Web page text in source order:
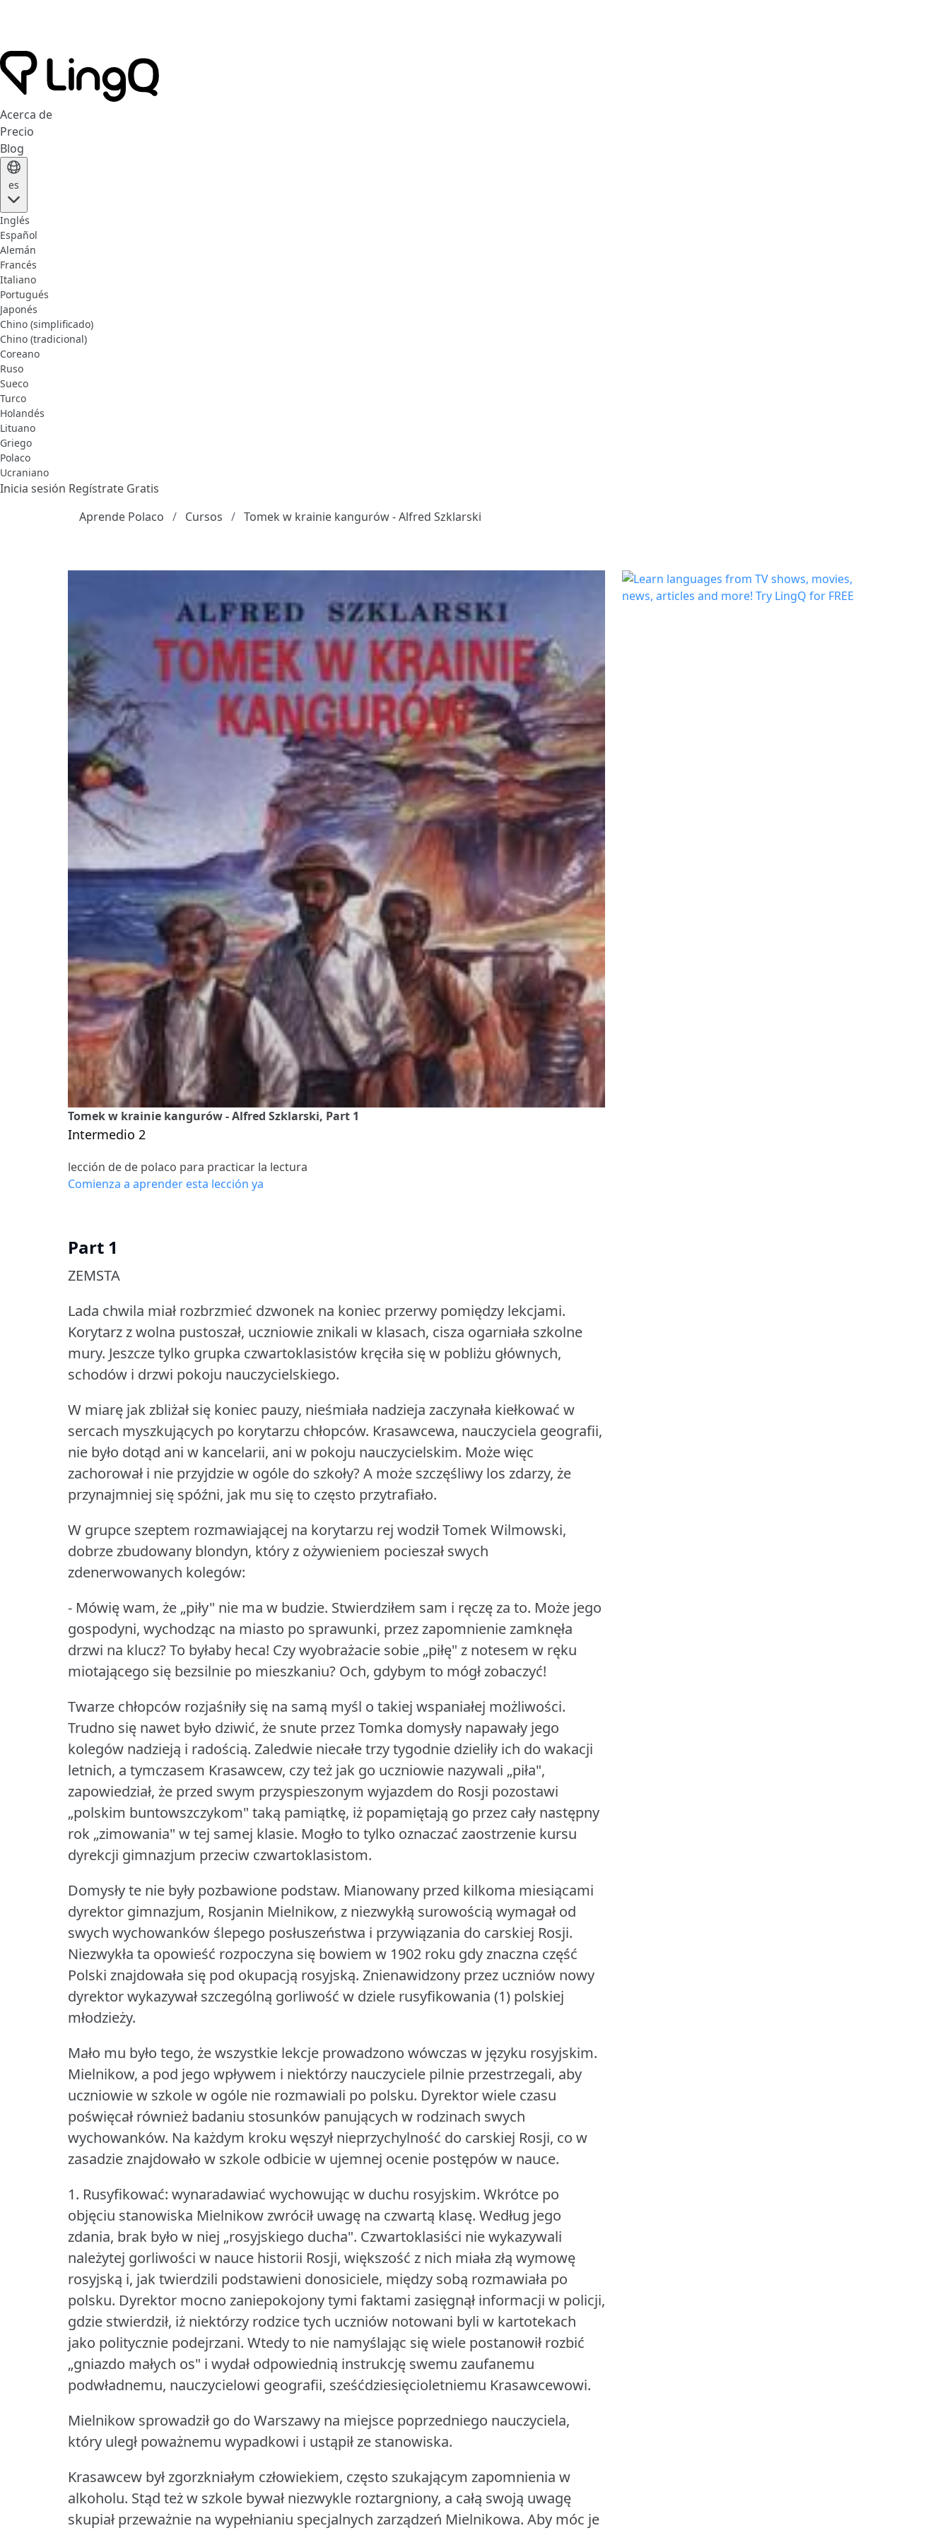
Acerca de
Precio
Blog
es
Inglés
Español
Alemán
Francés
Italiano
Portugués
Japonés
Chino (simplificado)
Chino (tradicional)
Coreano
Ruso
Sueco
Turco
Holandés
Lituano
Griego
Polaco
Ucraniano
Inicia sesión Regístrate Gratis
Aprende Polaco
Cursos Tomek w krainie kangurów - Alfred Szklarski
Tomek w krainie kangurów - Alfred Szklarski, Part 1
Intermedio 2
lección de de polaco para practicar la lectura
Comienza a aprender esta lección ya
Part 1
ZEMSTA
Lada chwila miał rozbrzmieć dzwonek na koniec przerwy pomiędzy lekcjami.
Korytarz z wolna pustoszał, uczniowie znikali w klasach, cisza ogarniała szkolne
mury. Jeszcze tylko grupka czwartoklasistów kręciła się w pobliżu głównych,
schodów i drzwi pokoju nauczycielskiego.
W miarę jak zbliżał się koniec pauzy, nieśmiała nadzieja zaczynała kiełkować w
sercach myszkujących po korytarzu chłopców. Krasawcewa, nauczyciela geografii,
nie było dotąd ani w kancelarii, ani w pokoju nauczycielskim. Może więc
zachorował i nie przyjdzie w ogóle do szkoły?A może szczęśliwy los zdarzy, że
przynajmniej się spóźni, jak mu się to często przytrafiało.
W grupce szeptem rozmawiającej na korytarzu rej wodził Tomek Wilmowski,
dobrze zbudowany blondyn, który z ożywieniem pocieszał swych
zdenerwowanych kolegów:
- Mówię wam, że „piły" nie ma w budzie. Stwierdziłem sam i ręczę za to. Może jego
gospodyni, wychodząc na miasto po sprawunki, przez zapomnienie zamknęła
drzwi na klucz?To byłaby heca! Czy wyobrażacie sobie „piłę" z notesem w ręku
miotającego się bezsilnie po mieszkaniu? Och, gdybym to mógł zobaczyć!
Twarze chłopców rozjaśniły się na samą myśl o takiej wspaniałej możliwości.
Trudno się nawet było dziwić, że snute przez Tomka domysły napawały jego
kolegów nadzieją i radością. Zaledwie niecałe trzy tygodnie dzieliły ich do wakacji
letnich, a tymczasem Krasawcew, czy też jak go uczniowie nazywali „piła",
zapowiedział, że przed swym przyspieszonym wyjazdem do Rosji pozostawi
„polskim buntowszczykom" taką pamiątkę, iż popamiętają go przez cały następny
rok „zimowania" w tej samej klasie. Mogło to tylko oznaczać zaostrzenie kursu
dyrekcji gimnazjum przeciw czwartoklasistom.
Domysły te nie były pozbawione podstaw. Mianowany przed kilkoma miesiącami
dyrektor gimnazjum, Rosjanin Mielnikow, z niezwykłą surowością wymagał od
swych wychowanków ślepego posłuszeństwa i przywiązania do carskiej Rosji.
Niezwykła ta opowieść rozpoczyna się bowiem w 1902 roku gdy znaczna część
Polski znajdowała się pod okupacją rosyjską. Znienawidzony przez uczniów nowy
dyrektor wykazywał szczególną gorliwość w dziele rusyfikowania (1) polskiej
młodzieży.
Mało mu było tego, że wszystkie lekcje prowadzono wówczas w języku rosyjskim.
Mielnikow, a pod jego wpływem i niektórzy nauczyciele pilnie przestrzegali, aby
uczniowie w szkole w ogóle nie rozmawiali po polsku. Dyrektor wiele czasu
poświęcał również badaniu stosunków panujących w rodzinach swych
wychowanków. Na każdym kroku węszył nieprzychylność do carskiej Rosji, co w
zasadzie znajdowało w szkole odbicie w ujemnej ocenie postępów w nauce.
1. Rusyfikować: wynaradawiać wychowując w duchu rosyjskim. Wkrótce po
objęciu stanowiska Mielnikow zwrócił uwagę na czwartą klasę. Według jego
zdania, brak było w niej „rosyjskiego ducha". Czwartoklasiści nie wykazywali
należytej gorliwości w nauce historii Rosji, większość z nich miała złą wymowę
rosyjską i, jak twierdzili podstawieni donosiciele, między sobą rozmawiała po
polsku. Dyrektor mocno zaniepokojony tymi faktami zasięgnął informacji w policji,
gdzie stwierdził, iż niektórzy rodzice tych uczniów notowani byli w kartotekach
jako politycznie podejrzani. Wtedy to nie namyślając się wiele postanowił rozbić
„gniazdo małych os" i wydał odpowiednią instrukcję swemu zaufanemu
podwładnemu, nauczycielowi geografii, sześćdziesięcioletniemu Krasawcewowi.
Mielnikow sprowadził go do Warszawy na miejsce poprzedniego nauczyciela,
który uległ poważnemu wypadkowi i ustąpił ze stanowiska.
Krasawcew był zgorzkniałym człowiekiem, często szukającym zapomnienia w
alkoholu. Stąd też w szkole bywał niezwykle roztargniony, a całą swoją uwagę
skupiał przeważnie na wypełnianiu specjalnych zarządzeń Mielnikowa. Aby móc je